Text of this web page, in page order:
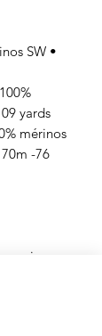
SW •
yards
mérinos
-76
main
Tous